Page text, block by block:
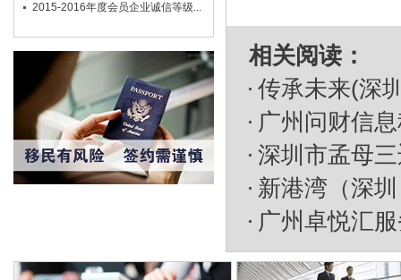
2015-2016年度会员企业诚信等级...
相关阅读：
传承未来(深
广州问财信
深圳市孟母
新港湾（深
广州卓悦汇